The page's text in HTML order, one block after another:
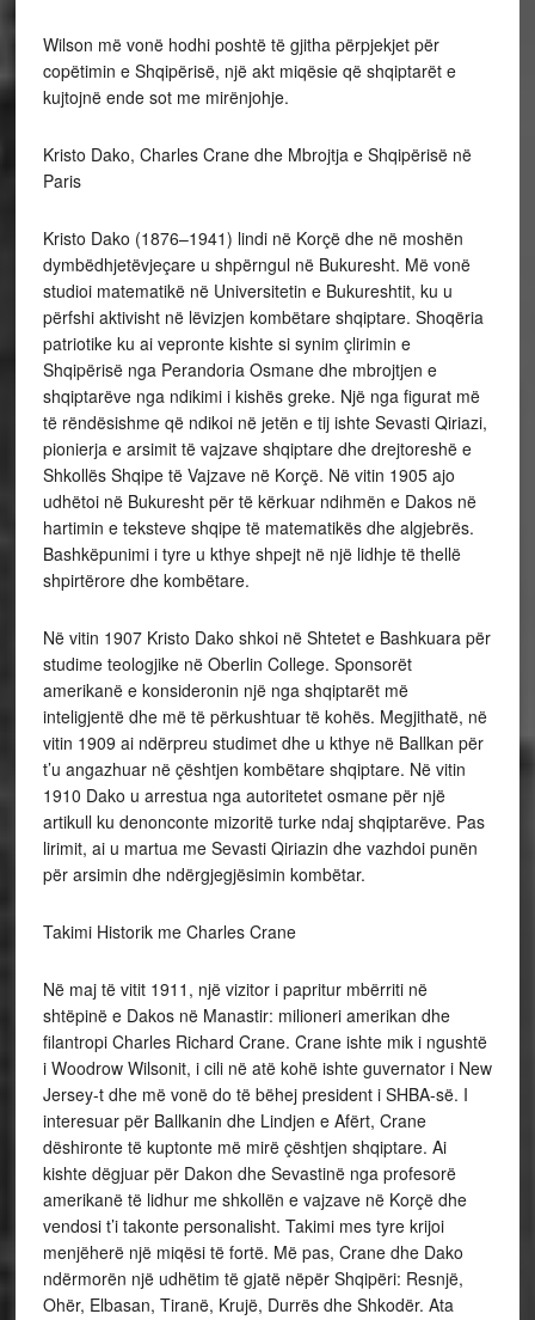
Wilson më vonë hodhi poshtë të gjitha përpjekjet për
copëtimin e Shqipërisë, një akt miqësie që shqiptarët e
kujtojnë ende sot me mirënjohje.
Kristo Dako, Charles Crane dhe Mbrojtja e Shqipërisë në
Paris
Kristo Dako (1876–1941) lindi në Korçë dhe në moshën
dymbëdhjetëvjeçare u shpërngul në Bukuresht. Më vonë
studioi matematikë në Universitetin e Bukureshtit, ku u
përfshi aktivisht në lëvizjen kombëtare shqiptare. Shoqëria
patriotike ku ai vepronte kishte si synim çlirimin e
Shqipërisë nga Perandoria Osmane dhe mbrojtjen e
shqiptarëve nga ndikimi i kishës greke. Një nga figurat më
të rëndësishme që ndikoi në jetën e tij ishte Sevasti Qiriazi,
pionierja e arsimit të vajzave shqiptare dhe drejtoreshë e
Shkollës Shqipe të Vajzave në Korçë. Në vitin 1905 ajo
udhëtoi në Bukuresht për të kërkuar ndihmën e Dakos në
hartimin e teksteve shqipe të matematikës dhe algjebrës.
Bashkëpunimi i tyre u kthye shpejt në një lidhje të thellë
shpirtërore dhe kombëtare.
Në vitin 1907 Kristo Dako shkoi në Shtetet e Bashkuara për
studime teologjike në Oberlin College. Sponsorët
amerikanë e konsideronin një nga shqiptarët më
inteligjentë dhe më të përkushtuar të kohës. Megjithatë, në
vitin 1909 ai ndërpreu studimet dhe u kthye në Ballkan për
t’u angazhuar në çështjen kombëtare shqiptare. Në vitin
1910 Dako u arrestua nga autoritetet osmane për një
artikull ku denonconte mizoritë turke ndaj shqiptarëve. Pas
lirimit, ai u martua me Sevasti Qiriazin dhe vazhdoi punën
për arsimin dhe ndërgjegjësimin kombëtar.
Takimi Historik me Charles Crane
Në maj të vitit 1911, një vizitor i papritur mbërriti në
shtëpinë e Dakos në Manastir: milioneri amerikan dhe
filantropi Charles Richard Crane. Crane ishte mik i ngushtë
i Woodrow Wilsonit, i cili në atë kohë ishte guvernator i New
Jersey-t dhe më vonë do të bëhej president i SHBA-së. I
interesuar për Ballkanin dhe Lindjen e Afërt, Crane
dëshironte të kuptonte më mirë çështjen shqiptare. Ai
kishte dëgjuar për Dakon dhe Sevastinë nga profesorë
amerikanë të lidhur me shkollën e vajzave në Korçë dhe
vendosi t’i takonte personalisht. Takimi mes tyre krijoi
menjëherë një miqësi të fortë. Më pas, Crane dhe Dako
ndërmorën një udhëtim të gjatë nëpër Shqipëri: Resnjë,
Ohër, Elbasan, Tiranë, Krujë, Durrës dhe Shkodër. Ata